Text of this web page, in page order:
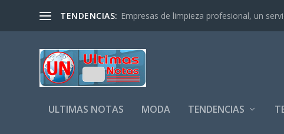
TENDENCIAS: Empresas de limpieza profesional, un
ULTIMAS NOTAS MODA TENDENCIAS